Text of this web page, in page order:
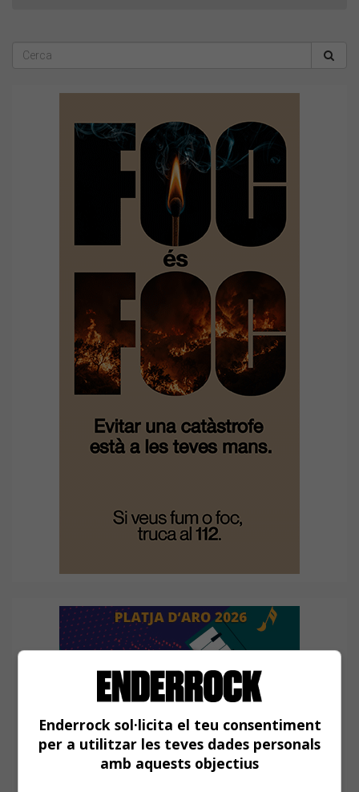
Enderrock sol·licita el teu consentiment
per a utilitzar les teves dades personals
amb aquests objectius